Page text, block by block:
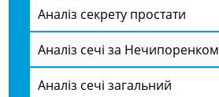
Аналіз секрету простати
Аналіз сечі за Нечипоренком
Аналіз сечі загальний